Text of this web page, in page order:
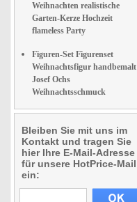
Weihnachten realistische
Garten-Kerze Hochzeit
flameless Party
Figuren-Set Figurenset
Weihnachtsfigur handbemalt
Josef Ochs
Weihnachtsschmuck
Bleiben Sie mit uns im
Kontakt und tragen Sie
hier Ihre E-Mail-Adresse
für unsere HotPrice-Mail
ein: